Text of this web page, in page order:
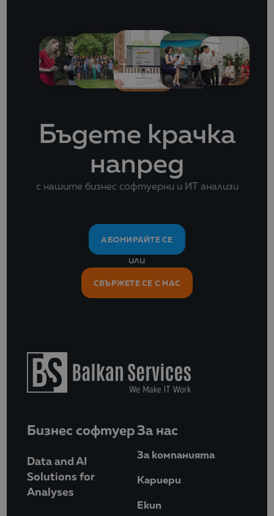
Бъдете крачка
напред
с нашите бизнес софтуерни и ИТ анализи
АБОНИРАЙТЕ СЕ
или
СВЪРЖЕТЕ СЕ С НАС
Бизнес софтуер
Data and AI
Solutions for
Analyses
За нас
За компанията
Кариери
Eкип